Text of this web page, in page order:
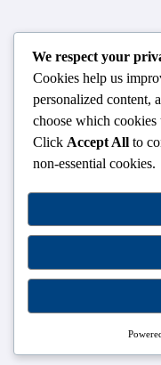
124,3rd floor, above
College, Near
Chanakya IAS
We respect your
Cookies help us
personalized content,
choose which
Click Accept All to
non-essential cookies.